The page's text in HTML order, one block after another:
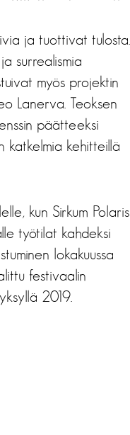
ja tuottivat tulosta.
surrealismia
myös projektin
Lanerva. Teoksen
päätteeksi
katkelmia kehitteillä
kun Sirkum Polaris
työtilat kahdeksi
lokakuussa
festivaalin
2019.